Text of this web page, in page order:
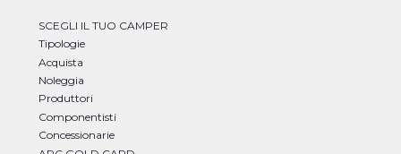
SCEGLI IL TUO CAMPER
Tipologie
Acquista
Noleggia
Produttori
Componentisti
Concessionarie